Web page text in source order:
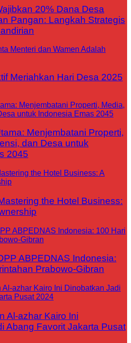
20% Dana Desa
Pangan: Langkah Strategis
Meriahkan Hari Desa 2025
Menjembatani Properti,
dan Desa untuk
2045
the Hotel Business:
ABPEDNAS Indonesia:
Prabowo-Gibran
Al-azhar Kairo Ini
Abang Favorit Jakarta Pusat